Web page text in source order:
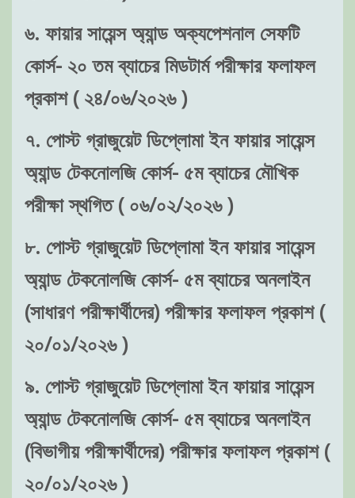
৬. ফায়ার সায়েন্স অ্যান্ড অক্যপেশনাল সেফটি
কোর্স- ২০ তম ব্যাচের মিডটার্ম পরীক্ষার ফলাফল
প্রকাশ ( ২৪/০৬/২০২৬ )
৭. পোস্ট গ্রাজুয়েট ডিপ্লোমা ইন ফায়ার সায়েন্স
অ্যান্ড টেকনোলজি কোর্স- ৫ম ব্যাচের মৌখিক
পরীক্ষা স্থগিত ( ০৬/০২/২০২৬ )
৮. পোস্ট গ্রাজুয়েট ডিপ্লোমা ইন ফায়ার সায়েন্স
অ্যান্ড টেকনোলজি কোর্স- ৫ম ব্যাচের অনলাইন
(সাধারণ পরীক্ষার্থীদের) পরীক্ষার ফলাফল প্রকাশ (
২০/০১/২০২৬ )
৯. পোস্ট গ্রাজুয়েট ডিপ্লোমা ইন ফায়ার সায়েন্স
অ্যান্ড টেকনোলজি কোর্স- ৫ম ব্যাচের অনলাইন
(বিভাগীয় পরীক্ষার্থীদের) পরীক্ষার ফলাফল প্রকাশ (
২০/০১/২০২৬ )